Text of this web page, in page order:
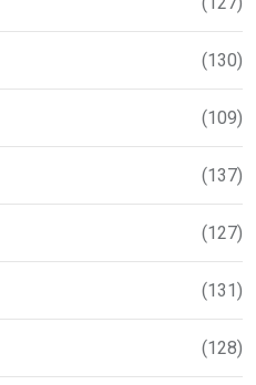
(130)
(109)
(137)
(127)
(131)
(128)